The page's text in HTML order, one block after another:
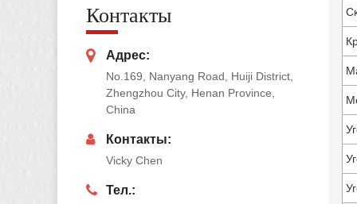
Контакты
Адрес:
No.169, Nanyang Road, Huiji District,
Zhengzhou City, Henan Province,
China
Контакты:
Vicky Chen
Тел.: